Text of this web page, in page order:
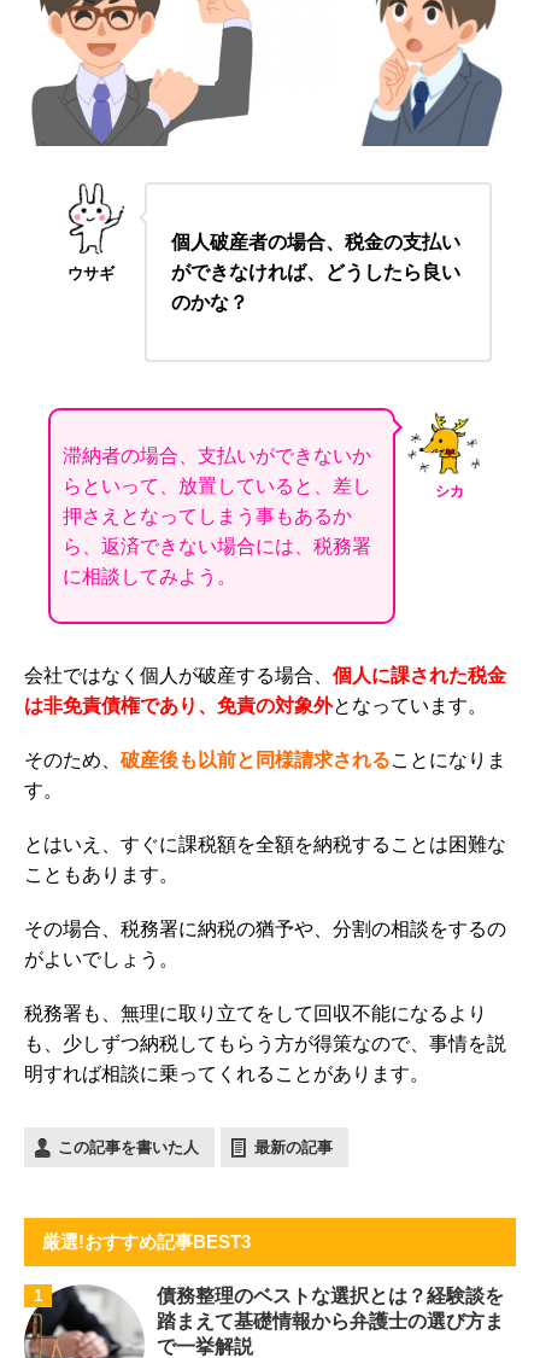
ウサギ
個人破産者の場合、税金の支払い
ができなければ、どうしたら良い
のかな？
シカ
滞納者の場合、支払いができないか
らといって、放置していると、差し
押さえとなってしまう事もあるか
ら、返済できない場合には、税務署
に相談してみよう。
会社ではなく個人が破産する場合、 個人に課された税金
は非免責債権であり、免責の対象外となっています。
そのため、 破産後も以前と同様請求されることになりま
す。
とはいえ、すぐに課税額を全額を納税することは困難な
こともあります。
その場合、税務署に納税の猶予や、分割の相談をするの
がよいでしょう。
税務署も、無理に取り立てをして回収不能になるより
も、少しずつ納税してもらう方が得策なので、事情を説
明すれば相談に乗ってくれることがあります。
この記事を書いた人 最新の記事
厳選!おすすめ記事BEST3
1
債務整理のベストな選択とは？経験談を
踏まえて基礎情報から弁護士の選び方ま
で一挙解説